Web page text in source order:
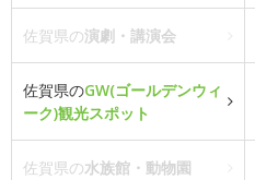
佐賀県の演劇・講演会
佐賀県のGW(ゴールデンウィ
ーク)観光スポット
佐賀県の水族館・動物園